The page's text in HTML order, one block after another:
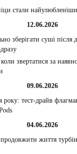
стали
12.06.2026
зберігати суші після
звертатися за
09.06.2026
року: тест-драйв
04.06.2026
життя